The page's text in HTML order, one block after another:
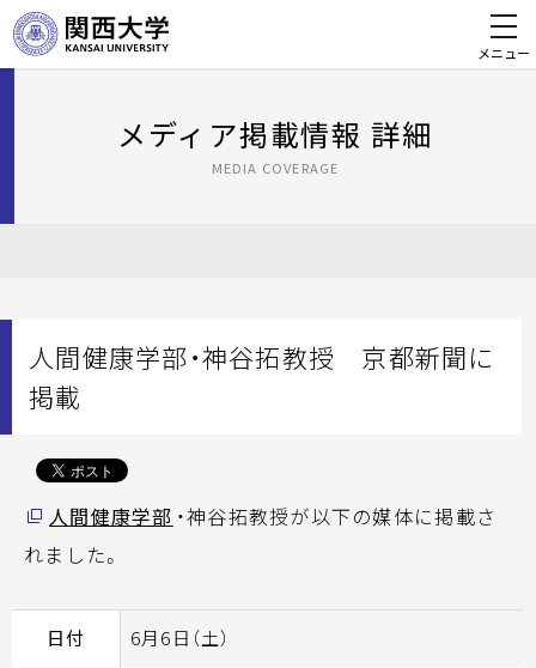
メニュー
メディア掲載情報 詳細
MEDIA COVERAGE
人間健康学部・神谷拓教授 京都新聞に
掲載
人間健康学部 ・神谷拓教授が以下の媒体に掲載さ
れました。
日付 6月6日（土）